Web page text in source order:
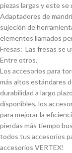
piezas largas y este
Adaptadores de
sujeción de
elementos llamados
Fresas: Las fresas se
Entre otros.
Los accesorios para
más altos estándares
durabilidad a largo
disponibles, los
para mejorar la
pierdas más tiempo
todos tus accesorios
accesorios VERTEX!